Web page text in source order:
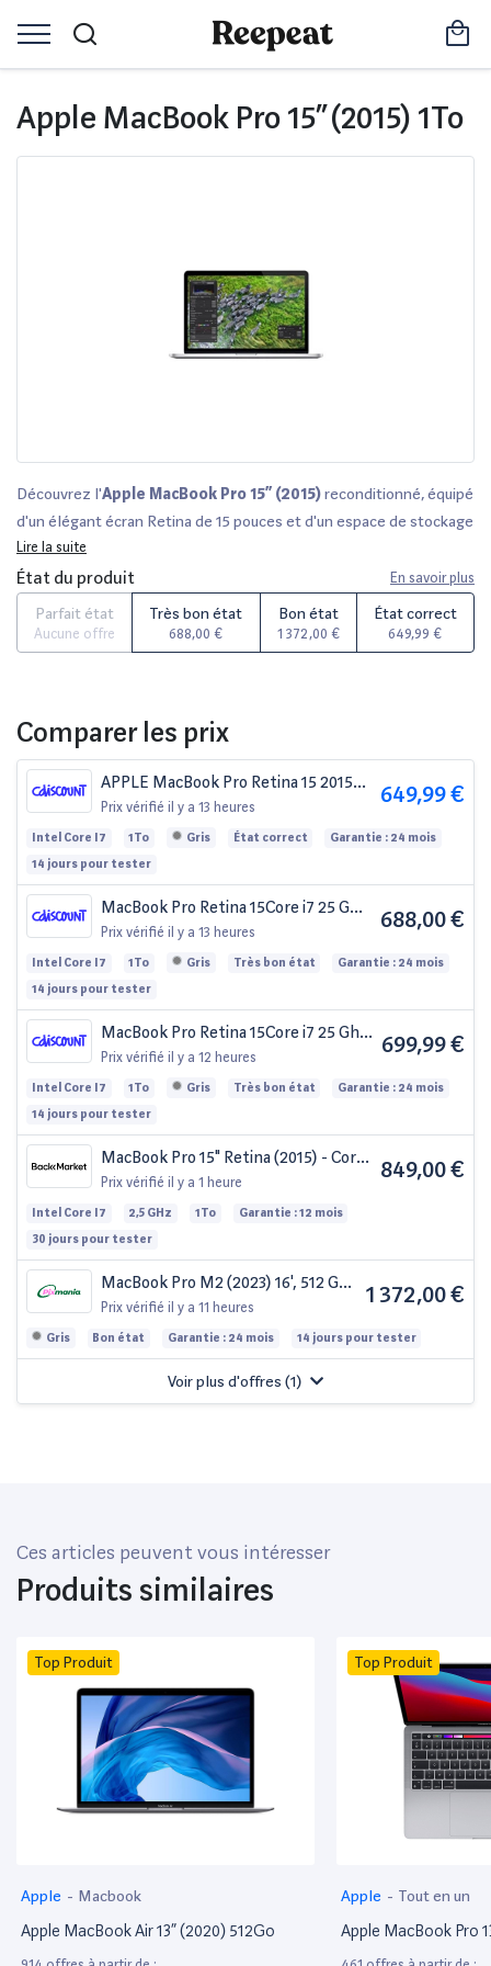
Apple MacBook Pro 15” (2015) 1To
Découvrez l'Apple MacBook Pro 15” (2015)reconditionné, équipé
d'un élégant écran Retina de 15 pouces et d'un espace de stockage
de 1Topour toutes vos créations numériques. Chaque appareil est
soigneusement vérifié par des experts, disponible en divers états
cosmétiques allant de
de12 à 36 mois
selon le vendeur. Profitez d'un délai de
rétractation de14 jourspour un achat en toute confiance.
mouvement reconditionné !
Lire la suite
État du produit En savoir plus
Parfait état
Aucune offre
Très bon état
688,00 €
Bon état
1 372,00 €
État correct
649,99 €
Comparer les prix
APPLE MacBook Pro Retina 15 2015
Core i7 - 25 Ghz - 16 Go RAM - 1000
Go SSD - Gris - Reconditionné - Etat
correct
Prix vérifié il y a 13 heures 649,99 €
Intel Core I7 1To Gris État correct
Garantie : 24 mois
14 jours pour tester
MacBook Pro Retina 15Core i7 25 Ghz
16 Go 1 To SSD Argent (2015) -
Batterie Neuve - Reconditionné -
Très bon état
Prix vérifié il y a 13 heures 688,00 €
Intel Core I7 1To Gris Très bon état
Garantie : 24 mois
14 jours pour tester
MacBook Pro Retina 15Core i7 25 Ghz
16 Go 1 To SSD Argent (2015) -
Batterie Neuve - Reconditionné -
Très bon état
Prix vérifié il y a 12 heures 699,99 €
Intel Core I7 1To Gris Très bon état
Garantie : 24 mois
14 jours pour tester
MacBook Pro 15" Retina (2015) - Core
i7 2.5 GHz 1000 SSD - 16 Go QWERTZ
- Allemand
Prix vérifié il y a 1 heure 849,00 €
Intel Core I7 2,5 GHz 1To
Garantie : 12 mois
30 jours pour tester
MacBook Pro M2 (2023) 16', 512 Go
12 cœurs 16 Go Apple GPU 19, Gris
sidéral - AZERTY - Bon état
Prix vérifié il y a 11 heures 1 372,00 €
Gris Bon état Garantie : 24 mois 14 jours pour tester
Voir plus d'offres (1)
Ces articles peuvent vous intéresser
Produits similaires
Top Produit
Apple - Macbook
Apple MacBook Air 13” (2020) 512Go
Top Produit
Apple - Tout en un
Apple MacBook Pro